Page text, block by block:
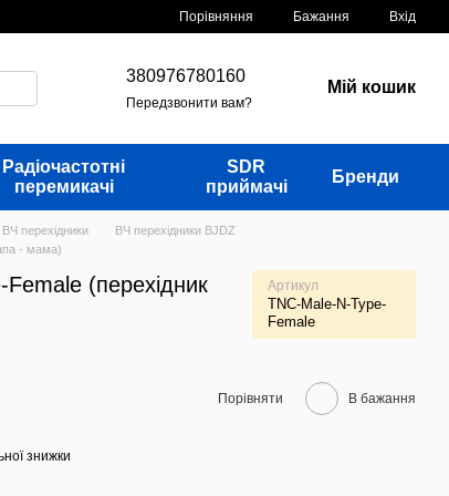
Порівняння Бажання Вхід
380976780160
Передзвонити вам?
Мій кошик
Радіочастотні
перемикачі
SDR
приймачі
Бренди
ВЧ перехідники
ВЧ перехідники BJDZ
- мама)
(перехідник
Артикул
TNC-Male-N-Type-
Female
Порівняти В бажання
знижки